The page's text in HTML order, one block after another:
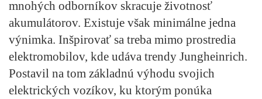
mnohých odborníkov skracuje životnosť
akumulátorov. Existuje však minimálne jedna
výnimka. Inšpirovať sa treba mimo prostredia
elektromobilov, kde udáva trendy Jungheinrich.
Postavil na tom základnú výhodu svojich
elektrických vozíkov, ku ktorým ponúka